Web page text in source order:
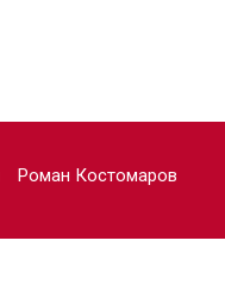
Роман Костомаров